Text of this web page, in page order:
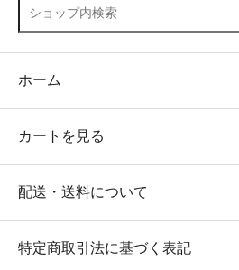
ホーム
カートを見る
配送・送料について
特定商取引法に基づく表記